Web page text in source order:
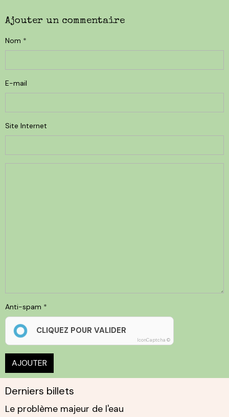
Ajouter un commentaire
Nom
E-mail
Site Internet
Anti-spam
CLIQUEZ POUR VALIDER
IconCaptcha ©
AJOUTER
Derniers billets
Le problème majeur de l'eau